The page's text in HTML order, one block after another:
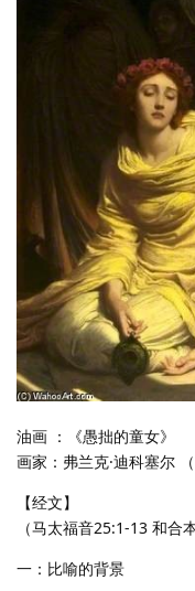
油画 ：《愚拙的童女》
画家：弗兰克·迪科塞尔
【经文】
（马太福音25:1-13 和合本
一：比喻的背景